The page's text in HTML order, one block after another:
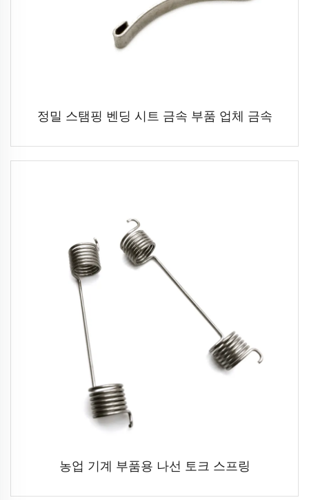
정밀 스탬핑 벤딩 시트 금속 부품 업체 금속
농업 기계 부품용 나선 토크 스프링